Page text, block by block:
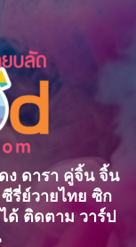
ง ดารา คู่จิ้น จิ้น
รี่ย์วายไทย ซิก
ด้ ติดตาม วาร์ป